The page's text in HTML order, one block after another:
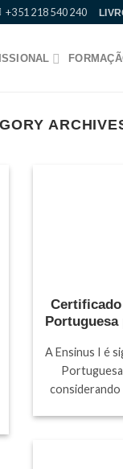
+351 218 540 240
Portuguesa
A Ensinus I é
considerando